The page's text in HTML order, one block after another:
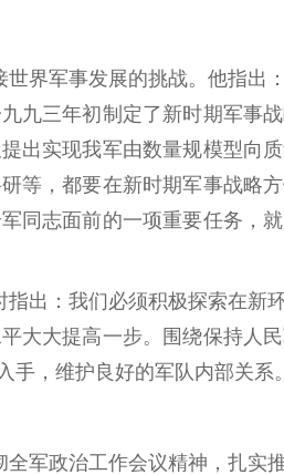
界军事发展的挑战。他指出
九三年初制定了新时期军事
出实现我军由数量规模型向
等，都要在新时期军事战略
同志面前的一项重要任务，
出：我们必须积极探索在新
大大提高一步。围绕保持人
，维护良好的军队内部关系。
军政治工作会议精神，扎实